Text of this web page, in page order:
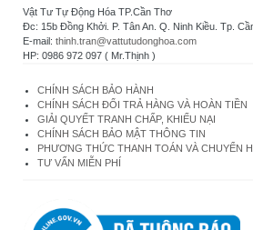
Vật Tư Tự Động Hóa TP.Cần Thơ
Đc: 15b Đồng Khởi. P. Tân An. Q. Ninh Kiều. Tp.
E-mail: thinh.tran@vattutudonghoa.com
HP: 0986 972 097 ( Mr.Thịnh )
CHÍNH SÁCH BẢO HÀNH
CHÍNH SÁCH ĐỔI TRẢ HÀNG VÀ HOÀN TIỀN
GIẢI QUYẾT TRANH CHẤP, KHIẾU NẠI
CHÍNH SÁCH BẢO MẬT THÔNG TIN
PHƯƠNG THỨC THANH TOÁN VÀ CHUYỂN
TƯ VẤN MIỄN PHÍ